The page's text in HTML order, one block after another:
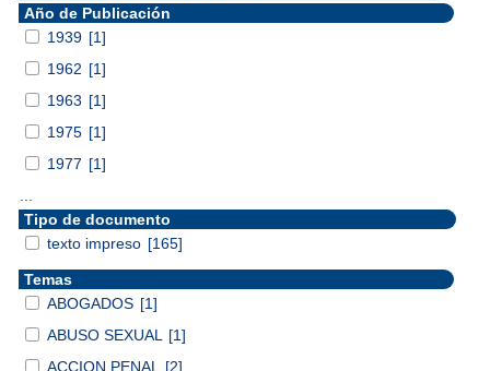
Año de Publicación
1939 [1]
1962 [1]
1963 [1]
1975 [1]
1977 [1]
Tipo de documento
texto impreso [165]
Temas
ABOGADOS [1]
ABUSO SEXUAL
[1]
ACCION PENAL
[2]